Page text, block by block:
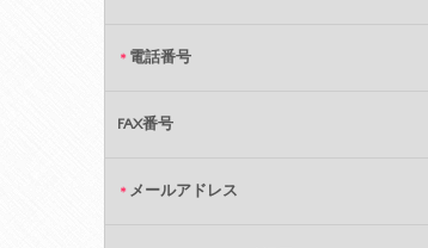
＊ 電話番号
FAX番号
＊ メールアドレス